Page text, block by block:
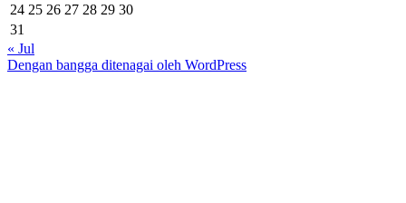
24 25 26 27 28 29 30
31
« Jul
Dengan bangga ditenagai oleh WordPress